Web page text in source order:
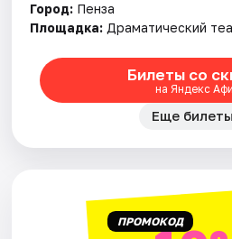
Город: Пенза
Площадка: Драматический
Билеты со
на Яндекс
Еще
ПРОМОКОД